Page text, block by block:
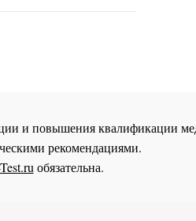
и повышения квалификации
рекомендациями.
обязательна.